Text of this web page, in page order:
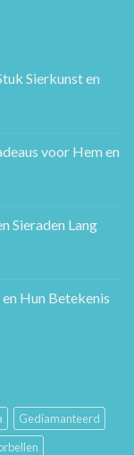
Sierkunst en
voor Hem en
Sieraden Lang
Hun Betekenis
Gediamanteerd